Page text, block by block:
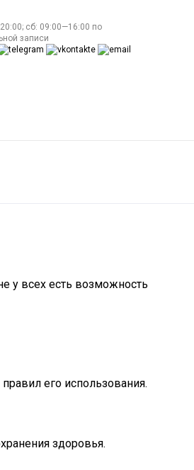
сб: 09:00—16:00 по
записи
у всех есть возможность
его использования.
здоровья.